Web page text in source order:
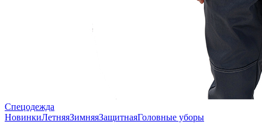
Спецодежда
НовинкиЛетняяЗимняяЗащитнаяГоловные уборы